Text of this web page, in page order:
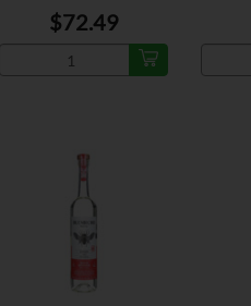
$72.49